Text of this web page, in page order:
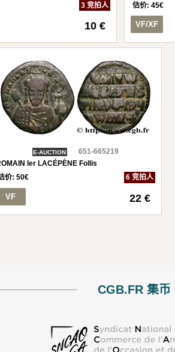
3 竞拍人
10 €
估价:45€
VF/XF
E-AUCTION
651-665219
Ier LACÉPÈNE Follis
价:50€ 6 竞拍人
VF 22 €
CGB.FR 集币